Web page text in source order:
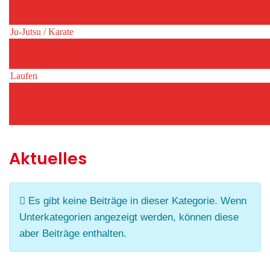
Ju-Jutsu / Karate
Laufen
Aktuelles
Information
Es gibt keine Beiträge in dieser Kategorie. Wenn
Unterkategorien angezeigt werden, können diese
aber Beiträge enthalten.